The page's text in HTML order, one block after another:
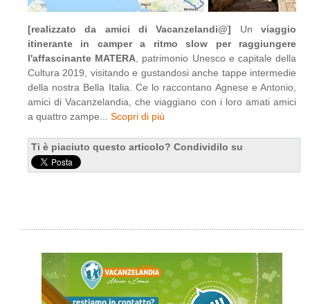
[realizzato da amici di Vacanzelandi@] Unviaggio
itinerante in camper a ritmo slow per raggiungere
l'affascinante MATERA, patrimonio Unesco e capitale della
Cultura 2019, visitando e gustandosi anche tappe intermedie
della nostra Bella Italia. Ce lo raccontano Agnese e Antonio,
amici di Vacanzelandia, che viaggiano con i loro amati amici
a quattro zampe... Scopri di più
Ti è piaciuto questo articolo? Condividilo su